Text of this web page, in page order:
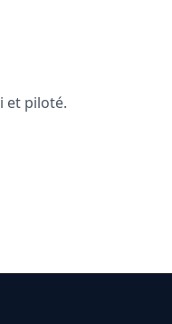
et piloté.